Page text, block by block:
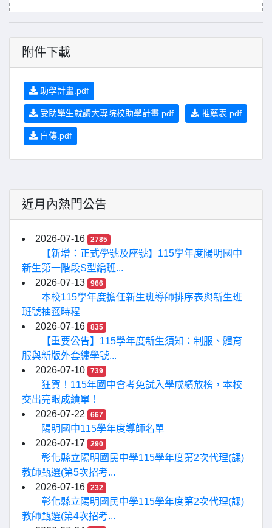
附件下載
助學計畫.pdf
受助學生就讀大專院校助學計畫.pdf 推薦表.pdf
自傳.pdf
近月內熱門公告
2026-07-16 2785
【新增：正式學號及座號】115學年度陽明國中
新生第一階段S型編班...
2026-07-13
966
本校115學年度擔任新生班導師排序表與新生班
班號抽籤時程
2026-07-16
835
【重要公告】115學年度新生須知：制服、體育
服與新版外套繡學號...
2026-07-10
739
狂賀！115年國中會考免試入學成績放榜，本校
交出亮眼成績單！
2026-07-22
667
陽明國中115學年度導師名單
2026-07-17
290
彰化縣立陽明國民中學115學年度第2次代理(課)
教師甄選(第5次招考...
2026-07-16
232
彰化縣立陽明國民中學115學年度第2次代理(課)
教師甄選(第4次招考...